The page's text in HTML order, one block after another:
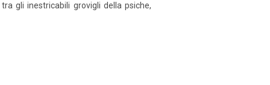
gli inestricabili grovigli della psiche,